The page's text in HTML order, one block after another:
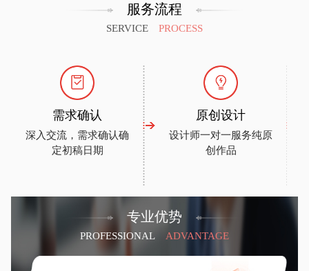
服务流程
SERVICE PROCESS
需求确认
深入交流，需求确认确
定初稿日期
原创设计
设计师一对一服务纯原
创作品
专业优势
PROFESSIONAL ADVANTAGE